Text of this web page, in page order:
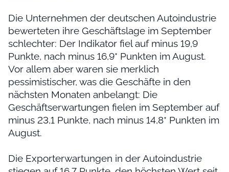
Die Unternehmen der deutschen Autoindustrie
bewerteten ihre Geschäftslage im September
schlechter: Der Indikator fiel auf minus 19,9
Punkte, nach minus 16,9* Punkten im August.
Vor allem aber waren sie merklich
pessimistischer, was die Geschäfte in den
nächsten Monaten anbelangt: Die
Geschäftserwartungen fielen im September auf
minus 23,1 Punkte, nach minus 14,8* Punkten im
August.
Die Exporterwartungen in der Autoindustrie